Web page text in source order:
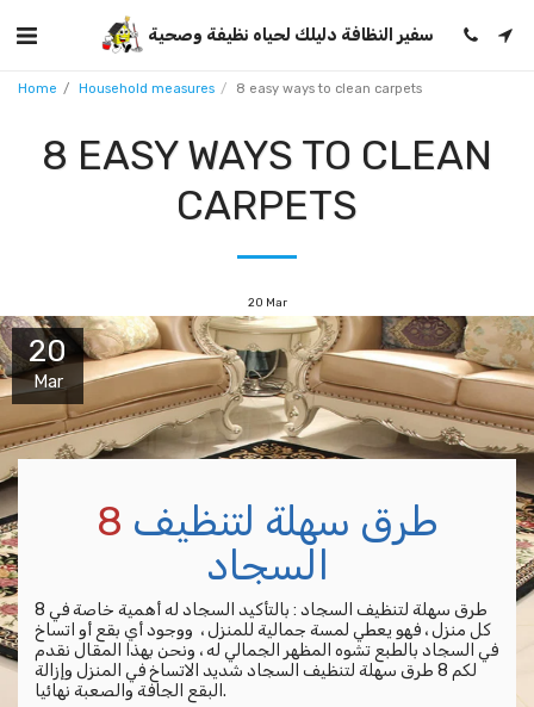
سفير النظافة دليلك لحياه نظيفة وصحية
Home Household measures 8 easy ways to clean carpets
8 EASY WAYS TO CLEAN
CARPETS
20 Mar
20
Mar
8 طرق سهلة لتنظيف
السجاد
8 طرق سهلة لتنظيف السجاد : بالتأكيد السجاد له أهمية خاصة في
كل منزل ، فهو يعطي لمسة جمالية للمنزل ، ووجود أي بقع أو اتساخ
في السجاد بالطبع تشوه المظهر الجمالي له ، ونحن بهذا المقال نقدم
لكم 8 طرق سهلة لتنظيف السجاد شديد الاتساخ في المنزل وإزالة
البقع الجافة والصعبة نهائيا.